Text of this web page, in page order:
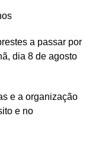
a passar por
dia 8 de agosto
e a organização
e no